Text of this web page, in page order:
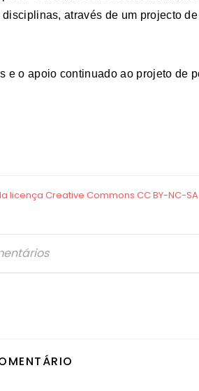
através de um projecto
e o apoio continuado ao projeto de